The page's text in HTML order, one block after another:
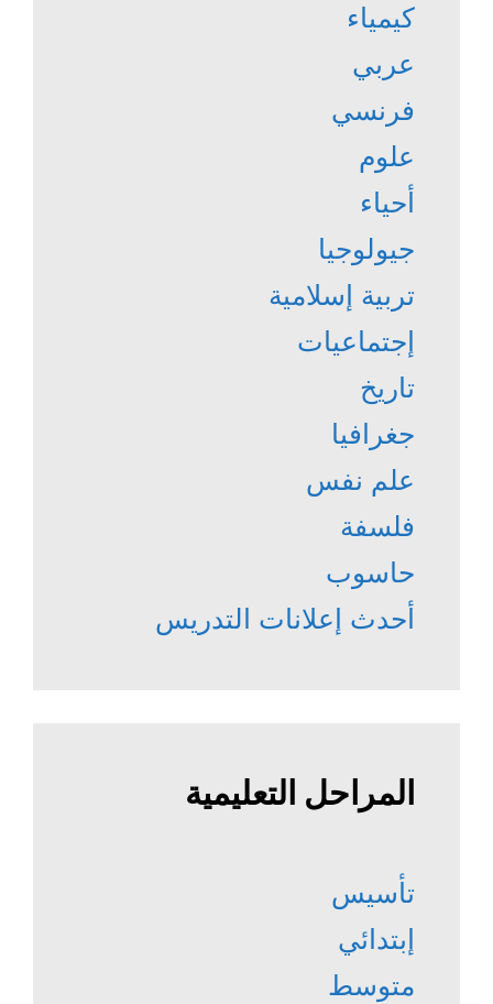
كيمياء
عربي
فرنسي
علوم
أحياء
جيولوجيا
تربية إسلامية
إجتماعيات
تاريخ
جغرافيا
علم نفس
فلسفة
حاسوب
أحدث إعلانات التدريس
المراحل التعليمية
تأسيس
إبتدائي
متوسط